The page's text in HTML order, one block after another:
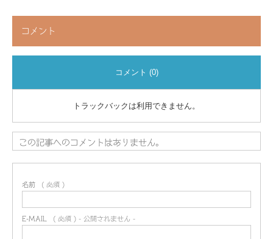
コメント
コメント (0)
トラックバックは利用できません。
この記事へのコメントはありません。
名前 ( 必須 )
E-MAIL ( 必須 ) - 公開されません -